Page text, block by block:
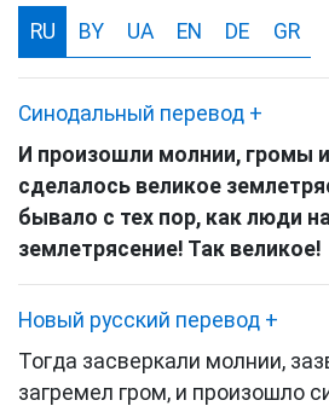
RU BY UA EN DE GR
Синодальный перевод +
И произошли молнии, громы
сделалось великое
бывало с тех пор, как люди
землетрясение! Так великое!
Новый русский перевод +
Тогда засверкали молнии,
загремел гром, и произошло